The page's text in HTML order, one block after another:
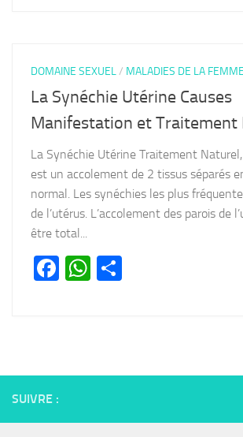
DOMAINE SEXUEL/ MALADIES DE LA FEMME
La Synéchie Utérine Causes
Manifestation et Traitement
La Synéchie Utérine Traitement
est un accolement de 2 tissus séparés
normal. Les synéchies les plus
de l’utérus. L’accolement des parois de
être total...
Facebook
WhatsApp
SUIVRE :